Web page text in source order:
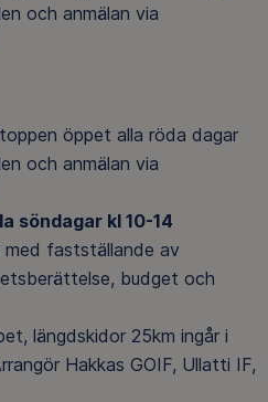
och anmälan via
öppet alla röda dagar
och anmälan via
söndagar kl 10-14
med fastställande av
budget och
längdskidor 25km ingår i
Hakkas GOIF, Ullatti IF,